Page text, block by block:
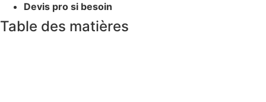
Devis pro si besoin
Table des matières